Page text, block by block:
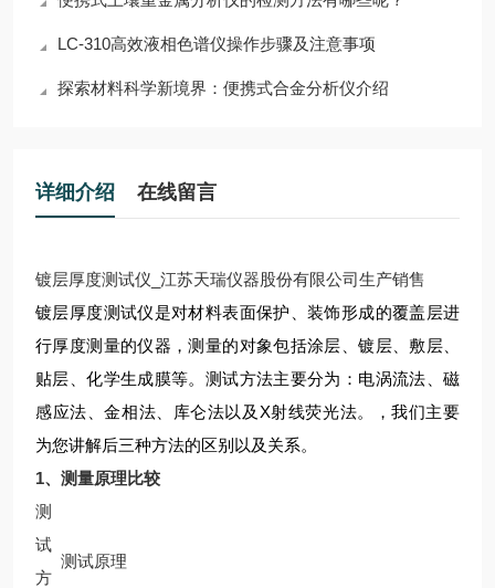
LC-310高效液相色谱仪操作步骤及注意事项
探索材料科学新境界：便携式合金分析仪介绍
详细介绍 在线留言
镀层厚度测试仪_江苏天瑞仪器股份有限公司生产销售
镀层厚度测试仪是对材料表面保护、装饰形成的覆盖层进
行厚度测量的仪器，测量的对象包括涂层、镀层、敷层、
贴层、化学生成膜等。测试方法主要分为：电涡流法、磁
感应法、金相法、库仑法以及X射线荧光法。，我们主要
为您讲解后三种方法的区别以及关系。
1、测量原理比较
测
试
方
测试原理